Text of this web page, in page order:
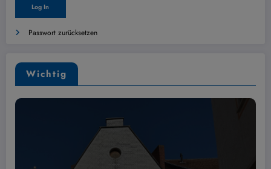
Passwort zurücksetzen
Wichtig